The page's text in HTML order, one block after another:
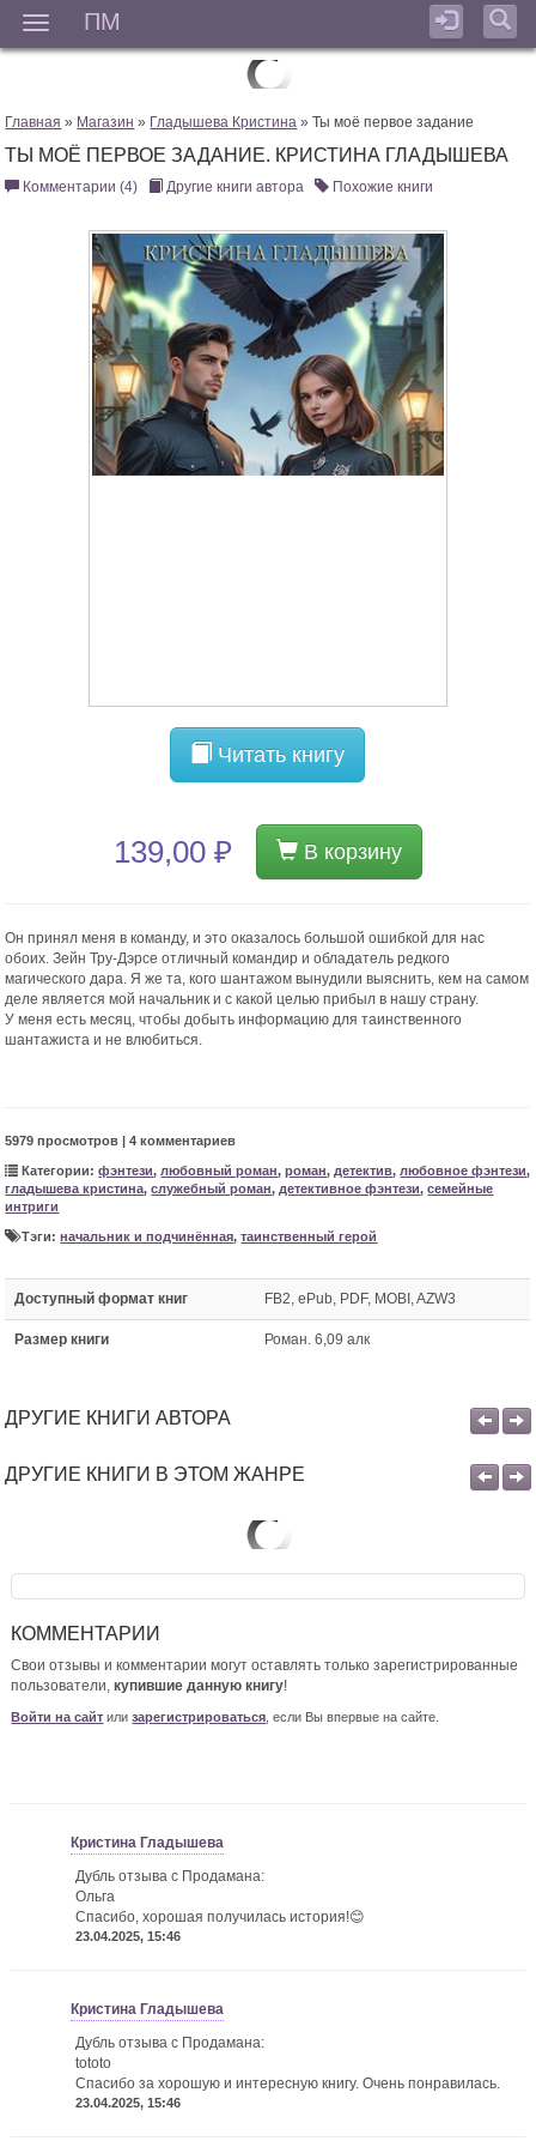
ПМ
Главная » Магазин » Гладышева Кристина » Ты моё первое задание
ТЫ МОЁ ПЕРВОЕ ЗАДАНИЕ. КРИСТИНА ГЛАДЫШЕВА
Комментарии (4) Другие книги автора Похожие книги
Читать книгу
139,00 ₽ В корзину
Он принял меня в команду, и это оказалось большой ошибкой для нас
обоих. Зейн Тру-Дэрсе отличный командир и обладатель редкого
магического дара. Я же та, кого шантажом вынудили выяснить, кем на самом
деле является мой начальник и с какой целью прибыл в нашу страну.
У меня есть месяц, чтобы добыть информацию для таинственного
шантажиста и не влюбиться.
5979 просмотров | 4 комментариев
Категории:фэнтези, любовный роман,роман, детектив, любовное фэнтези,
гладышева кристина,служебный роман, детективное фэнтези,семейные
интриги
Тэги:начальник и подчинённая,таинственный герой
Доступный формат книг FB2, ePub, PDF, MOBI, AZW3
Размер книги Роман. 6,09 алк
ДРУГИЕ КНИГИ АВТОРА
ДРУГИЕ КНИГИ В ЭТОМ ЖАНРЕ
КОММЕНТАРИИ
Свои отзывы и комментарии могут оставлять только зарегистрированные
пользователи,купившие данную книгу!
Войти на сайт илизарегистрироваться , если Вы впервые на сайте.
Кристина Гладышева
Дубль отзыва с Продамана:
Ольга
Спасибо, хорошая получилась история!😊
23.04.2025, 15:46
Кристина Гладышева
Дубль отзыва с Продамана:
tototo
Спасибо за хорошую и интересную книгу. Очень понравилась.
23.04.2025, 15:46